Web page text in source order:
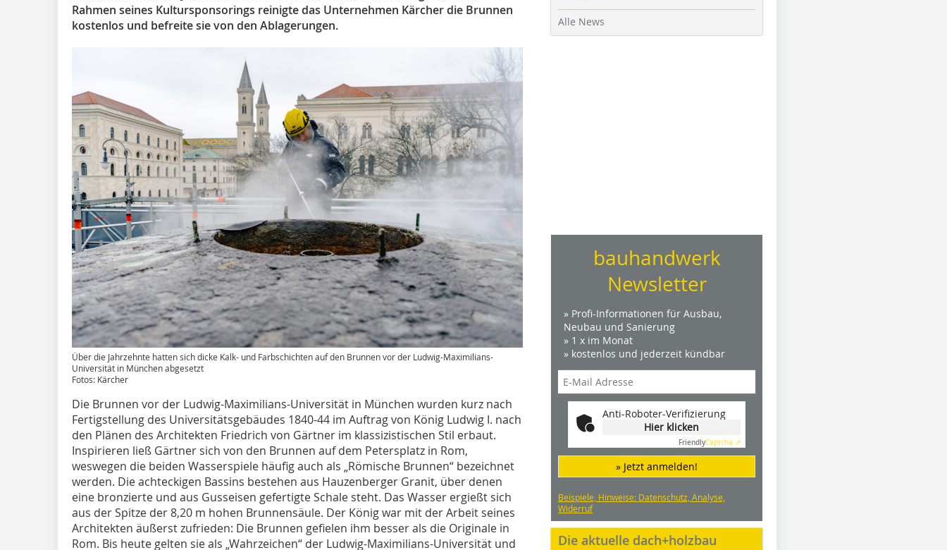
Rahmen seines Kultursponsorings reinigte das Unternehmen Kärcher die Brunnen
kostenlos und befreite sie von den Ablagerungen.
Über die Jahrzehnte hatten sich dicke Kalk- und Farbschichten auf den Brunnen vor der Ludwig-Maximilians-
Universität in München abgesetzt
Fotos: Kärcher
Die Brunnen vor der Ludwig-Maximilians-Universität in München wurden kurz nach
Fertigstellung des ­Universitätsgebäudes 1840-44 im Auftrag von König Ludwig I. nach
den Plänen des Architekten Friedrich von Gärtner im klassizistischen Stil erbaut.
Inspirieren ließ Gärtner sich von den Brunnen auf dem ­Petersplatz in Rom,
weswegen die beiden ­Wasserspiele häufig auch als „Römische Brunnen“ bezeichnet
werden. Die achteckigen Bassins bestehen aus Hauzenberger Granit, über denen
eine bronzierte und aus Gusseisen gefertigte Schale steht. Das Wasser ergießt sich
aus der Spitze der 8,20 m hohen Brunnensäule. Der König war mit der Arbeit seines
Architekten ­äußerst zufrieden: Die Brunnen gefielen ihm besser als die Originale in
Rom. Bis heute gelten sie als „Wahrzeichen“ der Ludwig-Maximilians-Universität und
Alle News
bauhandwerk
Newsletter
» Profi-Informationen für Ausbau,
Neubau und Sanierung
» 1 x im Monat
» kostenlos und jederzeit kündbar
Anti-Roboter-Verifizierung
Hier klicken
FriendlyCaptcha ⇗
» Jetzt anmelden!
Beispiele, Hinweise: Datenschutz, Analyse,
Widerruf
Die aktuelle dach+holzbau